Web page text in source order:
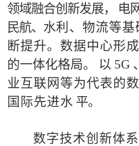
领域融合创新发展，
电
民航、 水利 、物流等
断提升。数据中心形
的一体化格局。
以 5G
业互联网等为代表的
国际先进水 平。
数字技术创新体